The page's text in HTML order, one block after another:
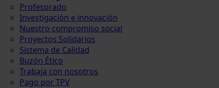
Profesorado
Investigación e innovación
Nuestro compromiso social
Proyectos Solidarios
Sistema de Calidad
Buzón Ético
Trabaja con nosotros
Pago por TPV